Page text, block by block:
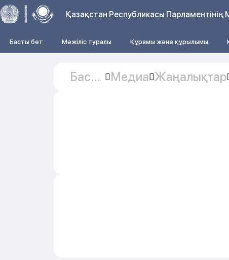
Қазақстан Республикасы Парламентінің
Басты бет Мәжіліс туралы Құрамы және құрылымы
Басты
Медиа Жаңалықтар